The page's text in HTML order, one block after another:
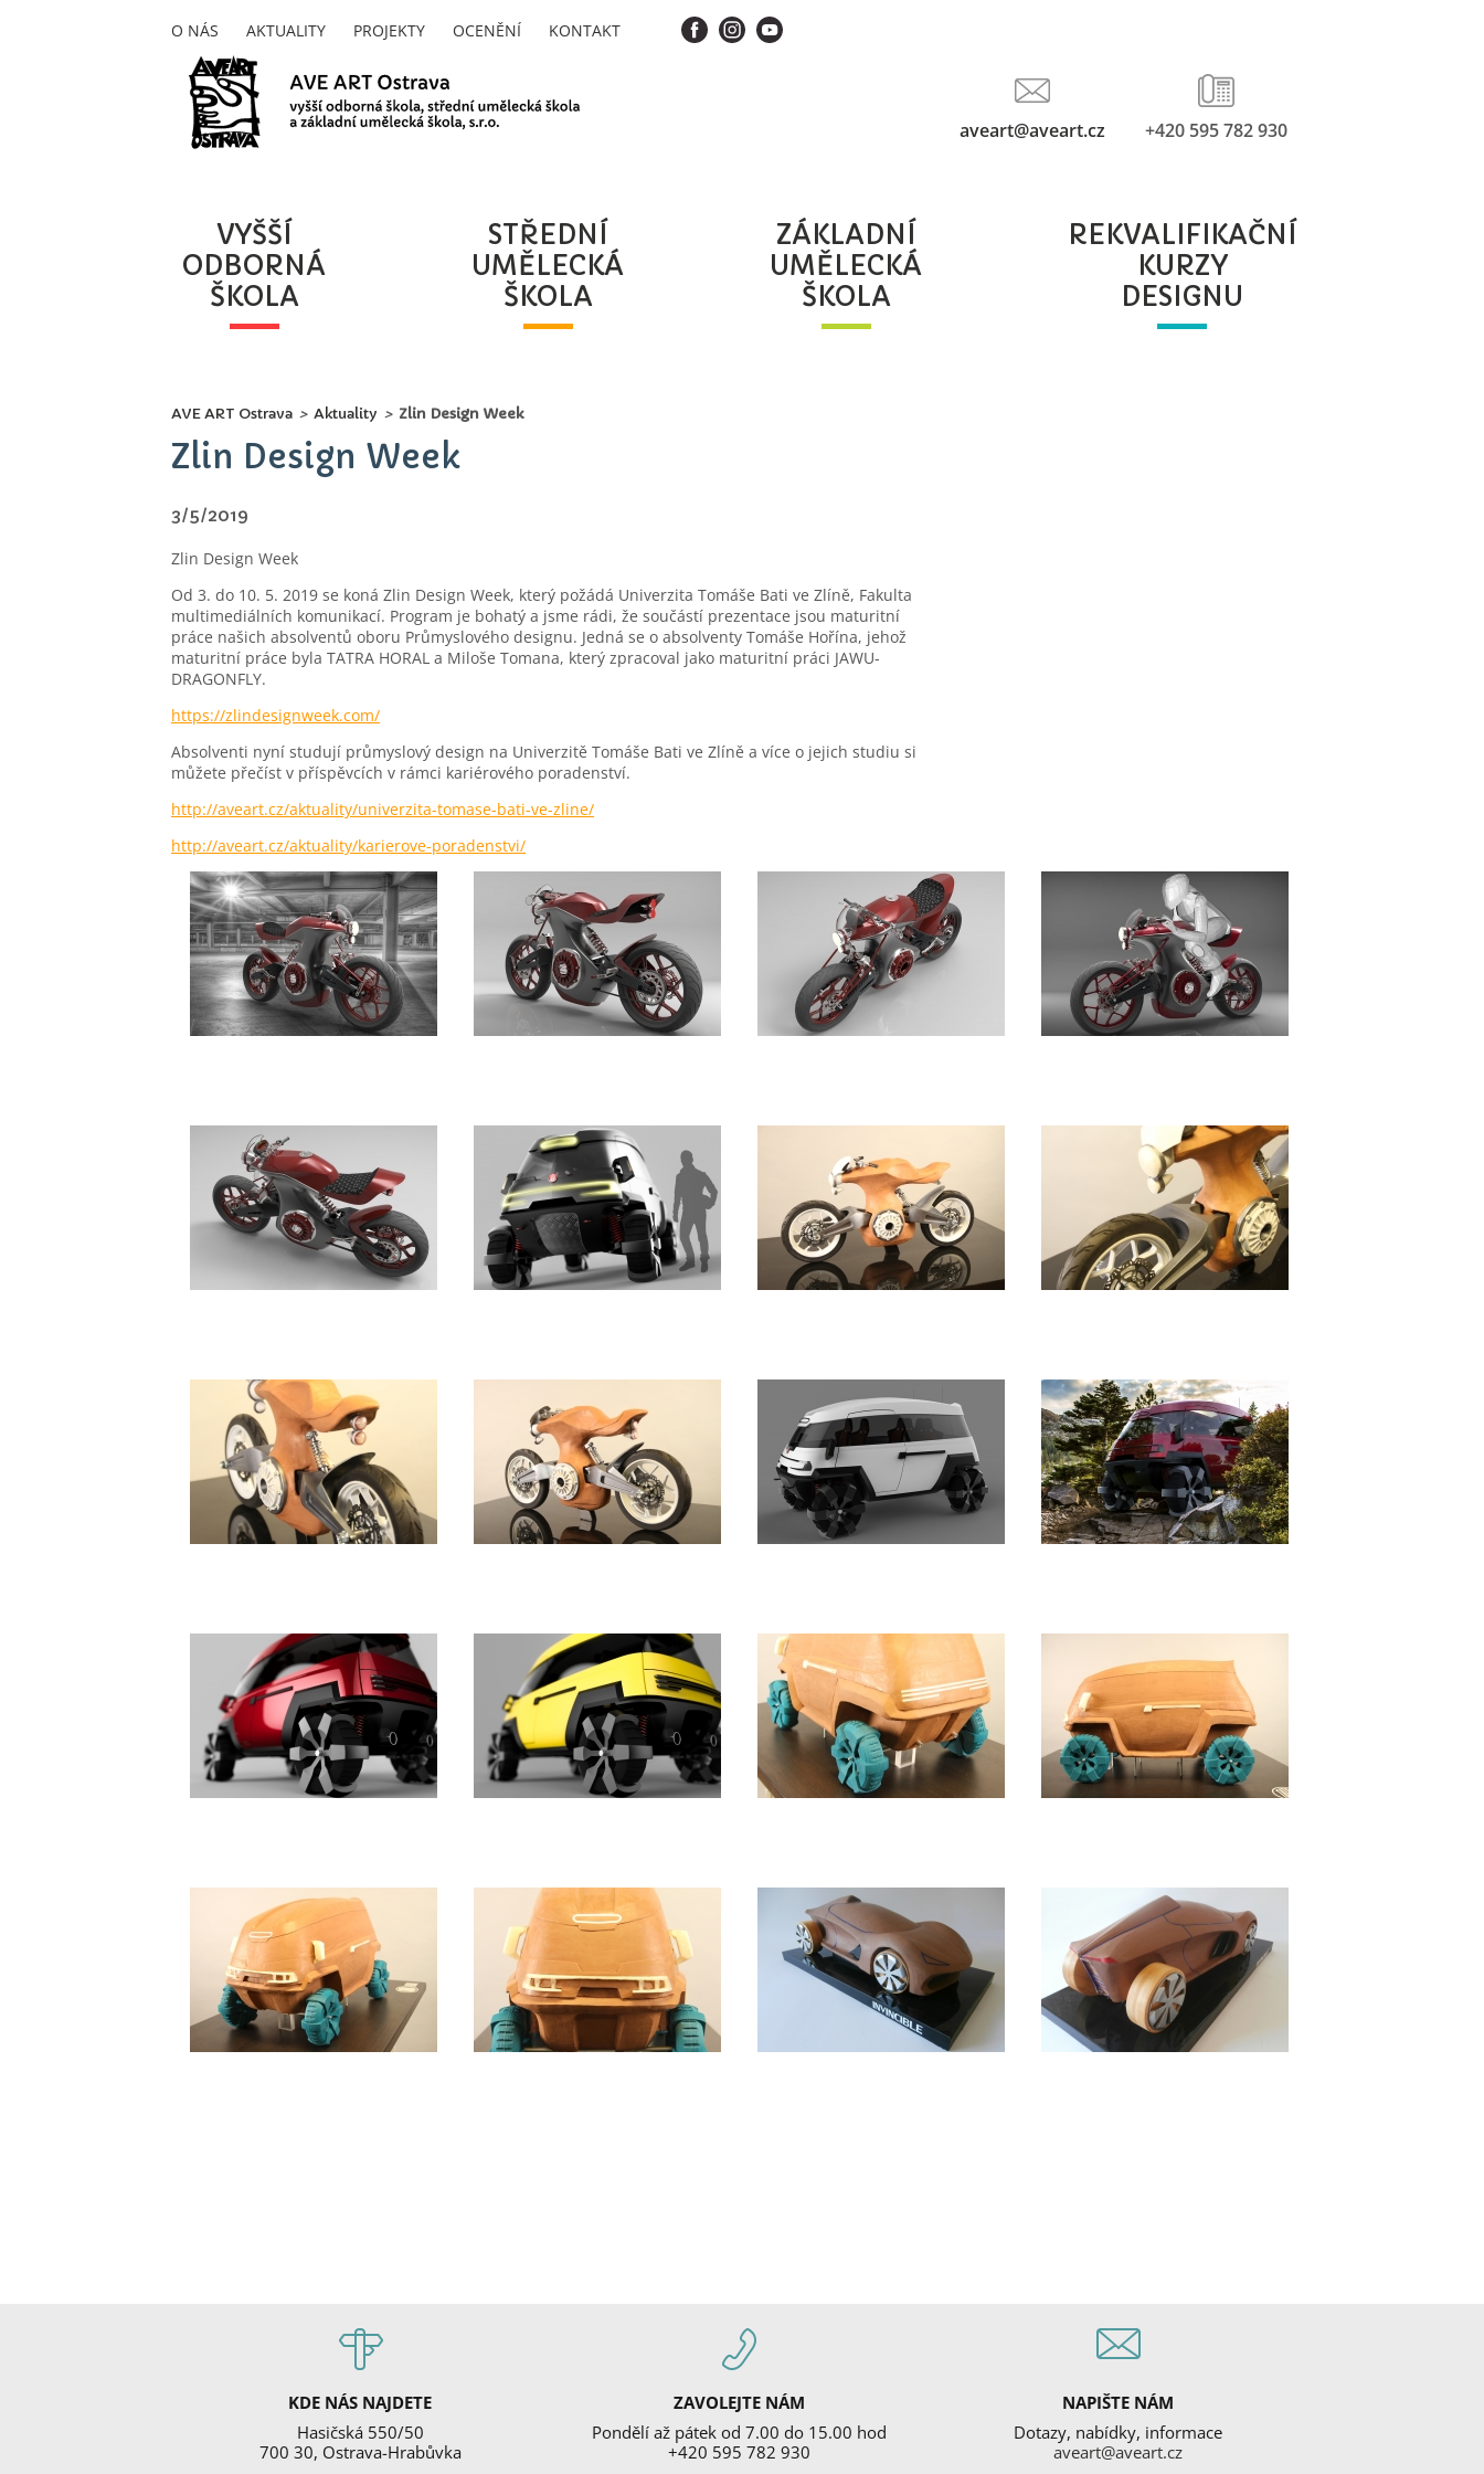
O NÁS AKTUALITY PROJEKTY OCENĚNÍ KONTAKT
aveart@aveart.cz +420 595 782 930
VYŠŠÍ
ODBORNÁ
ŠKOLA
STŘEDNÍ
UMĚLECKÁ
ŠKOLA
ZÁKLADNÍ
UMĚLECKÁ
ŠKOLA
REKVALIFIKAČNÍ
KURZY
DESIGNU
AVE ART Ostrava > Aktuality > Zlin Design Week
Zlin Design Week
3/5/2019
Zlin Design Week
Od 3. do 10. 5. 2019 se koná Zlin Design Week, který požádá Univerzita Tomáše Bati ve Zlíně, Fakulta
multimediálních komunikací. Program je bohatý a jsme rádi, že součástí prezentace jsou maturitní
práce našich absolventů oboru Průmyslového designu. Jedná se o absolventy Tomáše Hořína, jehož
maturitní práce byla TATRA HORAL a Miloše Tomana, který zpracoval jako maturitní práci JAWU-
DRAGONFLY.
https://zlindesignweek.com/
Absolventi nyní studují průmyslový design na Univerzitě Tomáše Bati ve Zlíně a více o jejich studiu si
můžete přečíst v příspěvcích v rámci kariérového poradenství.
http://aveart.cz/aktuality/univerzita-tomase-bati-ve-zline/
http://aveart.cz/aktuality/karierove-poradenstvi/
KDE NÁS NAJDETE
Hasičská 550/50
700 30, Ostrava-Hrabůvka
ZAVOLEJTE NÁM
Pondělí až pátek od 7.00 do 15.00 hod
+420 595 782 930
NAPIŠTE NÁM
Dotazy, nabídky, informace
aveart@aveart.cz